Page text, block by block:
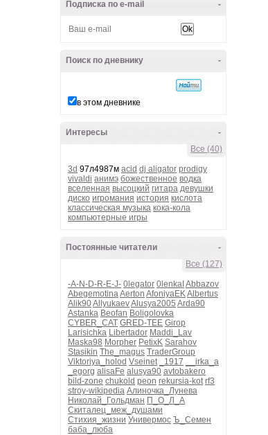
-
Подписка по e-mail
-
Поиск по дневнику
в этом дневнике
-
Интересы
Все (40)
3d 97л4987м acid dj aligator prodigy
vivaldi анимэ божественное водка
вселенная высоцкий гитара девушки
диско игромания история кислота
классическая музыка кока-кола
компьютерные игры
-
Постоянные читатели
Все (127)
-A-N-D-R-E-J- 0legator 0lenkaI Abbazov
AbegemotinaAerton AfoniyaEKAlbertus
Alik90AllyukaevAlusya2005 Arda90
Astanka Beofan Boligolovka
CYBER_CAT GRED-TEE Girop
Larisichka Libertador Maddi_Lav
Maska98 Morpher PetixK Sarahov
Stasikin The_magus TraderGroup
Viktoriya_holod Vseinet _1917
__irka_a
_egorg alisaFe alusya90 avtobakero
bild-zone chukold peon rekursia-kot rf3
stroy-wikipedia Алиночка_Лунева
Николай_Гольдман П_О_Л_А
Скиталец_меж_душами
Стихия_жизни Универмос Ъ_Семен
баба_люба